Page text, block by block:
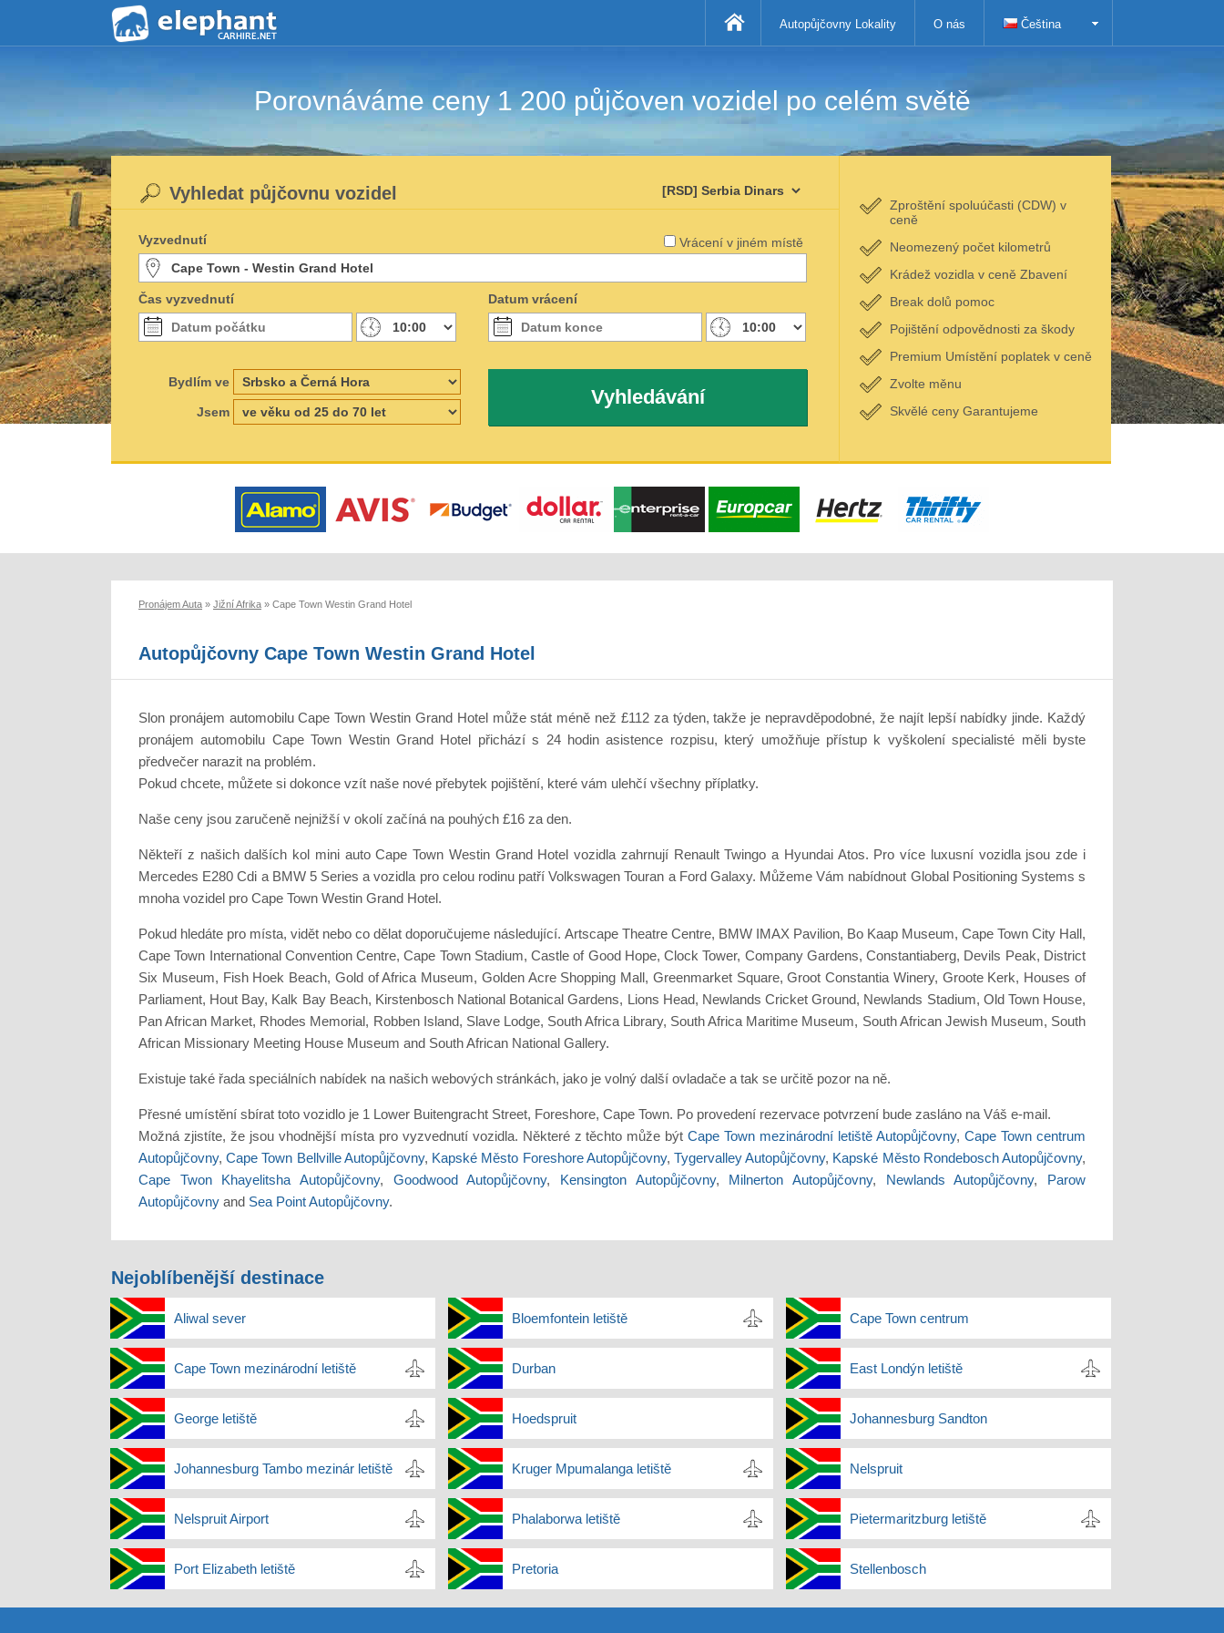
Autopůjčovny Lokality O nás Čeština
Porovnáváme ceny 1 200 půjčoven vozidel po celém světě
Vrácení v jiném místě
Vyhledat půjčovnu vozidel
Vyzvednutí
Čas vyzvednutí Datum vrácení
Bydlím ve
Jsem
Vyhledávání
Zproštění spoluúčasti (CDW) v
ceně
Neomezený počet kilometrů
Krádež vozidla v ceně Zbavení
Break dolů pomoc
Pojištění odpovědnosti za škody
Premium Umístění poplatek v ceně
Zvolte měnu
Skvělé ceny Garantujeme
Pronájem Auta » Jižní Afrika » Cape Town Westin Grand Hotel
Autopůjčovny Cape Town Westin Grand Hotel
Slon pronájem automobilu Cape Town Westin Grand Hotel může stát méně než £112 za týden, takže je nepravděpodobné, že najít lepší nabídky jinde. Každý
pronájem automobilu Cape Town Westin Grand Hotel přichází s 24 hodin asistence rozpisu, který umožňuje přístup k vyškolení specialisté měli byste
předvečer narazit na problém.
Pokud chcete, můžete si dokonce vzít naše nové přebytek pojištění, které vám ulehčí všechny příplatky.
Naše ceny jsou zaručeně nejnižší v okolí začíná na pouhých £16 za den.
Někteří z našich dalších kol mini auto Cape Town Westin Grand Hotel vozidla zahrnují Renault Twingo a Hyundai Atos. Pro více luxusní vozidla jsou zde i
Mercedes E280 Cdi a BMW 5 Series a vozidla pro celou rodinu patří Volkswagen Touran a Ford Galaxy. Můžeme Vám nabídnout Global Positioning Systems s
mnoha vozidel pro Cape Town Westin Grand Hotel.
Pokud hledáte pro místa, vidět nebo co dělat doporučujeme následující. Artscape Theatre Centre, BMW IMAX Pavilion, Bo Kaap Museum, Cape Town City Hall,
Cape Town International Convention Centre, Cape Town Stadium, Castle of Good Hope, Clock Tower, Company Gardens, Constantiaberg, Devils Peak, District
Six Museum, Fish Hoek Beach, Gold of Africa Museum, Golden Acre Shopping Mall, Greenmarket Square, Groot Constantia Winery, Groote Kerk, Houses of
Parliament, Hout Bay, Kalk Bay Beach, Kirstenbosch National Botanical Gardens, Lions Head, Newlands Cricket Ground, Newlands Stadium, Old Town House,
Pan African Market, Rhodes Memorial, Robben Island, Slave Lodge, South Africa Library, South Africa Maritime Museum, South African Jewish Museum, South
African Missionary Meeting House Museum and South African National Gallery.
Existuje také řada speciálních nabídek na našich webových stránkách, jako je volný další ovladače a tak se určitě pozor na ně.
Přesné umístění sbírat toto vozidlo je 1 Lower Buitengracht Street, Foreshore, Cape Town. Po provedení rezervace potvrzení bude zasláno na Váš e-mail.
Možná zjistíte, že jsou vhodnější místa pro vyzvednutí vozidla. Některé z těchto může býtCape Town mezinárodní letiště Autopůjčovny,Cape Town centrum
Autopůjčovny,Cape Town Bellville Autopůjčovny, Kapské Město Foreshore Autopůjčovny, Tygervalley Autopůjčovny, Kapské Město Rondebosch Autopůjčovny,
Cape Twon Khayelitsha Autopůjčovny, Goodwood Autopůjčovny, Kensington Autopůjčovny, Milnerton Autopůjčovny, Newlands Autopůjčovny, Parow
Autopůjčovny and Sea Point Autopůjčovny.
Nejoblíbenější destinace
Aliwal sever Bloemfontein letiště Cape Town centrum
Cape Town mezinárodní letiště Durban East Londýn letiště
George letiště Hoedspruit Johannesburg Sandton
Johannesburg Tambo mezinár letiště Kruger Mpumalanga letiště Nelspruit
Nelspruit Airport Phalaborwa letiště Pietermaritzburg letiště
Port Elizabeth letiště Pretoria Stellenbosch